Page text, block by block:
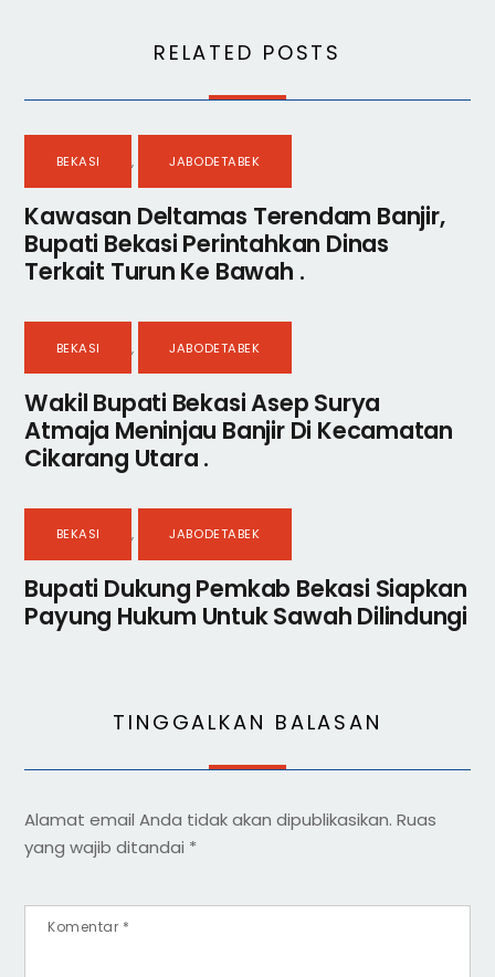
RELATED POSTS
BEKASI , JABODETABEK
Kawasan Deltamas Terendam Banjir,
Bupati Bekasi Perintahkan Dinas
Terkait Turun Ke Bawah .
BEKASI , JABODETABEK
Wakil Bupati Bekasi Asep Surya
Atmaja Meninjau Banjir Di Kecamatan
Cikarang Utara .
BEKASI , JABODETABEK
Bupati Dukung Pemkab Bekasi Siapkan
Payung Hukum Untuk Sawah Dilindungi
TINGGALKAN BALASAN
Alamat email Anda tidak akan dipublikasikan. Ruas
yang wajib ditandai *
Komentar *